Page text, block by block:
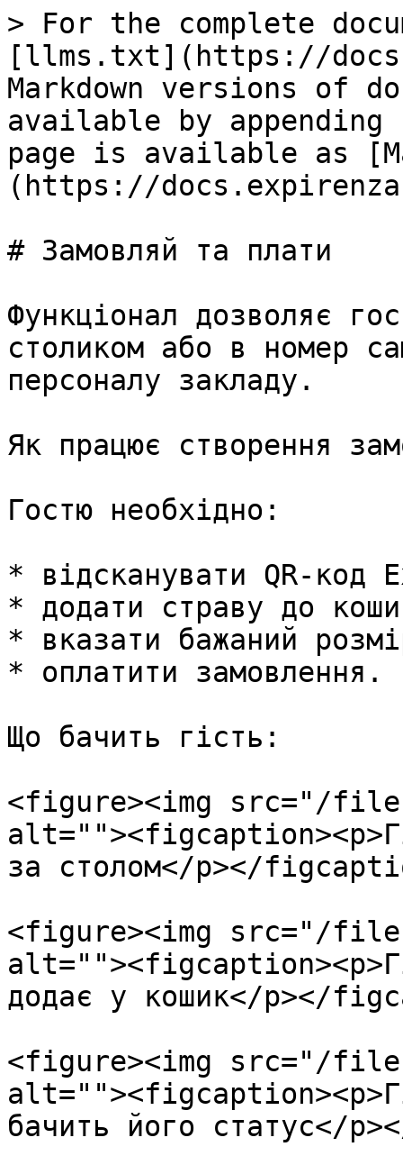
> For the complete
[llms.txt](https://
Markdown versions of
available by
page is available as
(https://
# Замовляй та плати
Функціонал дозволяє
столиком або в номер
персоналу закладу.
Як працює створення
Гостю необхідно:
* відсканувати QR-код
* додати страву до
* вказати бажаний
* оплатити замовлення.
Що бачить гість:
<figure><img src="/files/
за столом</p></
<figure><img src="/
додає у кошик</p></
<figure><img src="/files/
бачить його статус</